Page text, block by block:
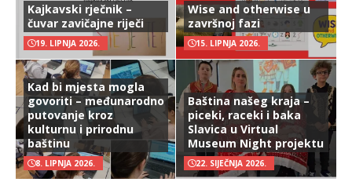
Kajkavski rječnik –
čuvar zavičajne riječi
19. LIPNJA 2026.
Wise and otherwise u
završnoj fazi
15. LIPNJA 2026.
Kad bi mjesta mogla
govoriti – međunarodno
putovanje kroz
kulturnu i prirodnu
baštinu
8. LIPNJA 2026.
Baština našeg kraja –
piceki, raceki i baka
Slavica u Virtual
Museum Night projektu
22. SIJEČNJA 2026.